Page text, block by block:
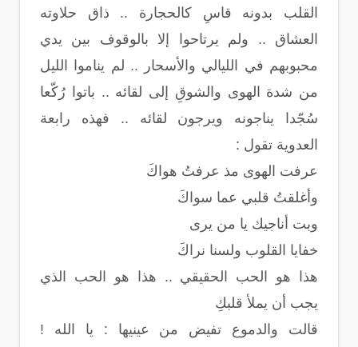
القلب بدونه قاسِ كالحجارة .. ذاق حلاوته
العشاق .. ولم يرتاحوا إلا بالوقوف بين يدي
محبوبهم في الليالي والأسحار .. لم يناموا الليل
من شدة الهوى والشوقِ إلى لقائه .. باتوا رُكّعا
سُجّدا يناجونه ويرجون لقائه .. فهذه رابعة
العدوية تقول :
عرفت الهوى مذ عرفتُ هواكَ
وأغلقتُ قلبي عما سواكَ
وبت أناجيك يا من يرى
خفايا القلوب ولسنا نراكَ
هذا هو الحب الحقيقي .. هذا هو الحب الذي
يجب أن يملأ قلبكِ
قالت والدموع تفيض من عينيها : يا الله !